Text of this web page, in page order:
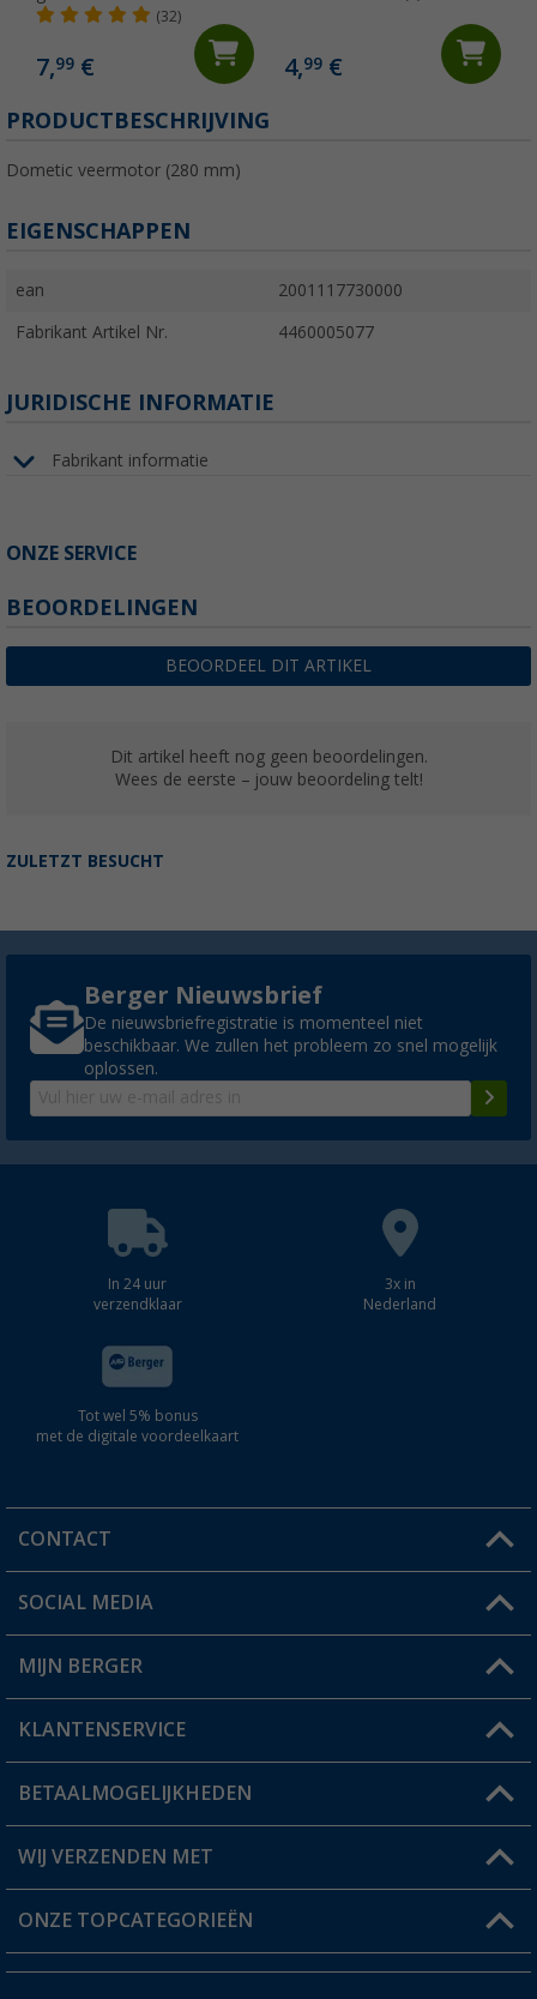
(32)
7,99 € 4,99€
PRODUCTBESCHRIJVING
Dometic veermotor (280 mm)
EIGENSCHAPPEN
ean 2001117730000
Fabrikant Artikel Nr. 4460005077
JURIDISCHE INFORMATIE
Fabrikant informatie
ONZE SERVICE
BEOORDELINGEN
BEOORDEEL DIT ARTIKEL
Dit artikel heeft nog geen beoordelingen.
Wees de eerste – jouw beoordeling telt!
ZULETZT BESUCHT
Berger Nieuwsbrief
De nieuwsbriefregistratie is momenteel niet
beschikbaar. We zullen het probleem zo snel mogelijk
oplossen.
In 24 uur
verzendklaar
3x in
Nederland
Tot wel 5% bonus
met de digitale voordeelkaart
CONTACT
Een vraag?
Winkel vinden
SOCIAL MEDIA
MIJN BERGER
Mijn account
Status bestelling
Verlanglijstje
KLANTENSERVICE
FAQ & Contact
Verzendinformatie
Catalogus
BETAALMOGELIJKHEDEN
WIJ VERZENDEN MET
ONZE TOPCATEGORIEËN